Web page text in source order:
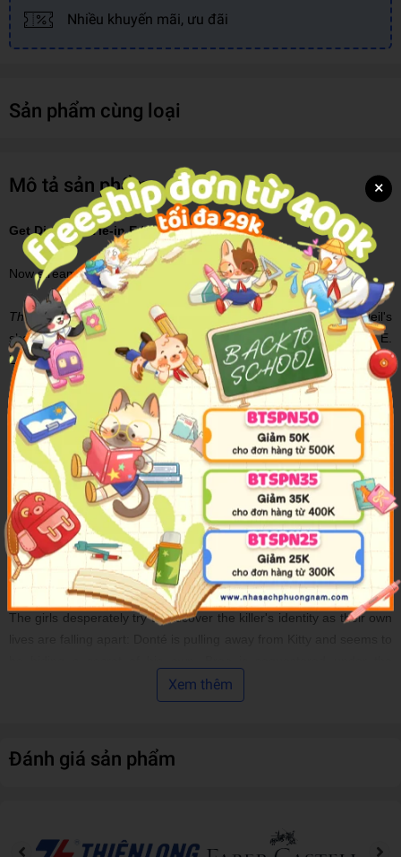
Nhiều khuyến mãi, ưu đãi
Sản phẩm cùng loại
Mô tả sản phẩm
Get Dirty (TV Tie-in Edition)
Now streaming on Netflix and BBC iPlayer!
The Breakfast Club meetsPretty Little Liarsin Gretchen McNeil's
sharp and thrilling sequel to
Get Even
. Perfect for fans of E.
Lockhart, Karen M. McManus, and Maureen Johnson.
The members of Don't Get Mad aren't just mad anymore . . .
they're afraid. And with Margot in a coma and Bree under house
arrest, it's up to Olivia and Kitty to try to catch their deadly
tormentor.
But just as the girls are about to go on the offensive, Ed the Head
reveals a shocking secret that turns all their theories upside down.
The killer could be anyone, and this time he—or she—is out for
more than just revenge.
The girls desperately try to discover the killer's identity as their own
watchful eye of her mom’s bodyguard, and Olivia's mother is on an
emotional downward spiral.
The killer is closing in, the threats are becoming more personal,
and when the police refuse to listen, the girls have no choice but to
Xem thêm
Đánh giá sản phẩm
×